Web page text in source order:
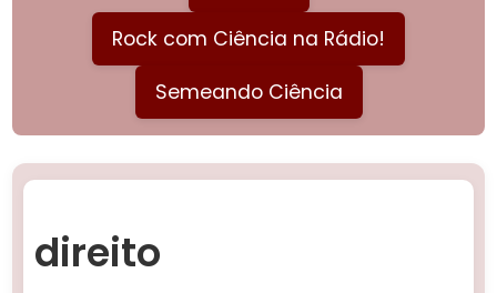
Rock com Ciência na Rádio!
Semeando Ciência
direito